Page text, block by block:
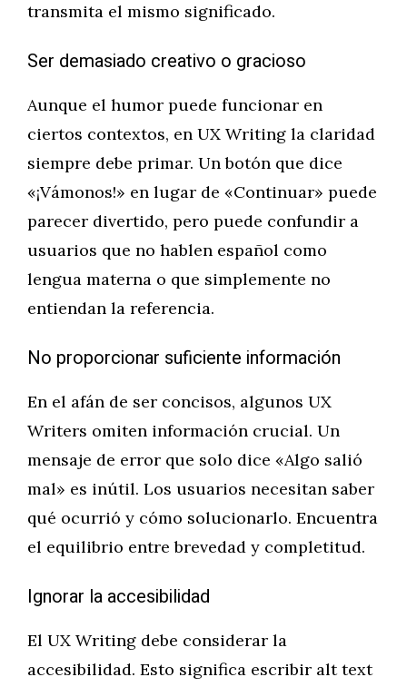
transmita el mismo significado.
Ser demasiado creativo o gracioso
Aunque el humor puede funcionar en
ciertos contextos, en UX Writing la claridad
siempre debe primar. Un botón que dice
«¡Vámonos!» en lugar de «Continuar» puede
parecer divertido, pero puede confundir a
usuarios que no hablen español como
lengua materna o que simplemente no
entiendan la referencia.
No proporcionar suficiente información
En el afán de ser concisos, algunos UX
Writers omiten información crucial. Un
mensaje de error que solo dice «Algo salió
mal» es inútil. Los usuarios necesitan saber
qué ocurrió y cómo solucionarlo. Encuentra
el equilibrio entre brevedad y completitud.
Ignorar la accesibilidad
El UX Writing debe considerar la
accesibilidad. Esto significa escribir alt text